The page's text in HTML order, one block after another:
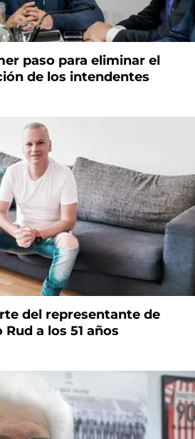
paso para eliminar el
de los intendentes
del representante de
a los 51 años